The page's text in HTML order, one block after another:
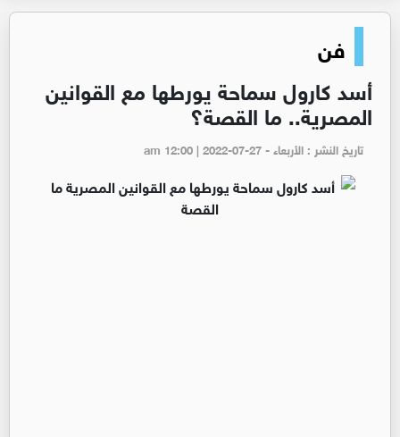
فن
أسد كارول سماحة يورطها مع القوانين
المصرية.. ما القصة؟
تاريخ النشر : الأربعاء - am 12:00 | 2022-07-27